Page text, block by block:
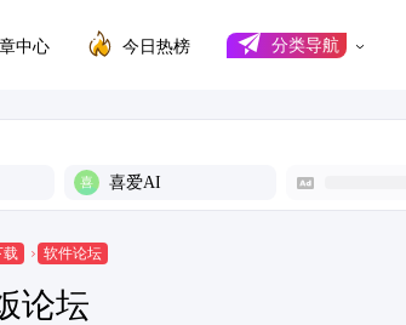
中心 今日热榜 分类导航
喜爱AI
载 软件论坛
论坛